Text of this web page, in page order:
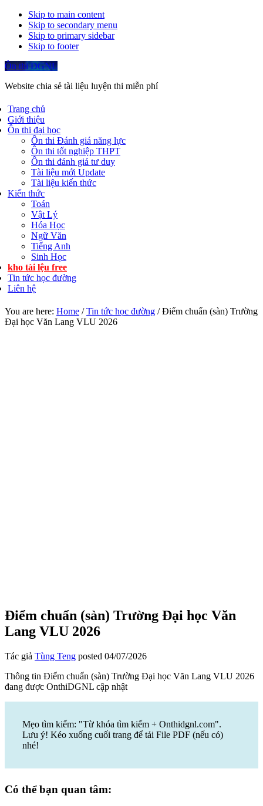
Skip to main content
Skip to secondary menu
Skip to primary sidebar
Skip to footer
Ôn thi ĐGNL
Website chia sẻ tài liệu luyện thi miễn phí
Trang chủ
Giới thiệu
Ôn thi đại học
Ôn thi Đánh giá năng lực
Ôn thi tốt nghiệp THPT
Ôn thi đánh giá tư duy
Tài liệu mới Update
Tài liệu kiến thức
Kiến thức
Toán
Vật Lý
Hóa Học
Ngữ Văn
Tiếng Anh
Sinh Học
kho tài lệu free
Tin tức học đường
Liên hệ
You are here: Home / Tin tức học đường /Điểm chuẩn (sàn) Trường
Đại học Văn Lang VLU 2026
Điểm chuẩn (sàn) Trường Đại học Văn
Lang VLU 2026
Tác giả Tùng Teng posted 04/07/2026
Thông tin Điểm chuẩn (sàn) Trường Đại học Văn Lang VLU 2026
đang được OnthiDGNL cập nhật
Mẹo tìm kiếm: "Từ khóa tìm kiếm + Onthidgnl.com".
Lưu ý! Kéo xuống cuối trang để tải File PDF (nếu có)
nhé!
Có thể bạn quan tâm: